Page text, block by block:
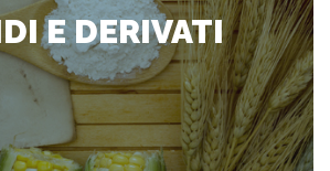
E DERIVATI